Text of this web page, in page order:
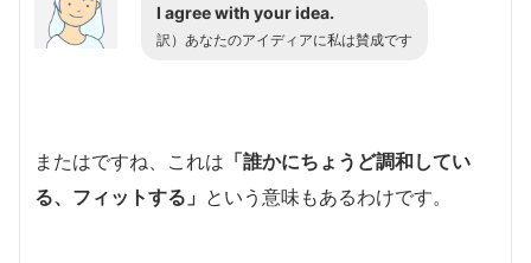
I agree with your idea.
訳）あなたのアイディアに私は賛成です
またはですね、これは 「誰かにちょうど調和してい
る、フィットする」 という意味もあるわけです。